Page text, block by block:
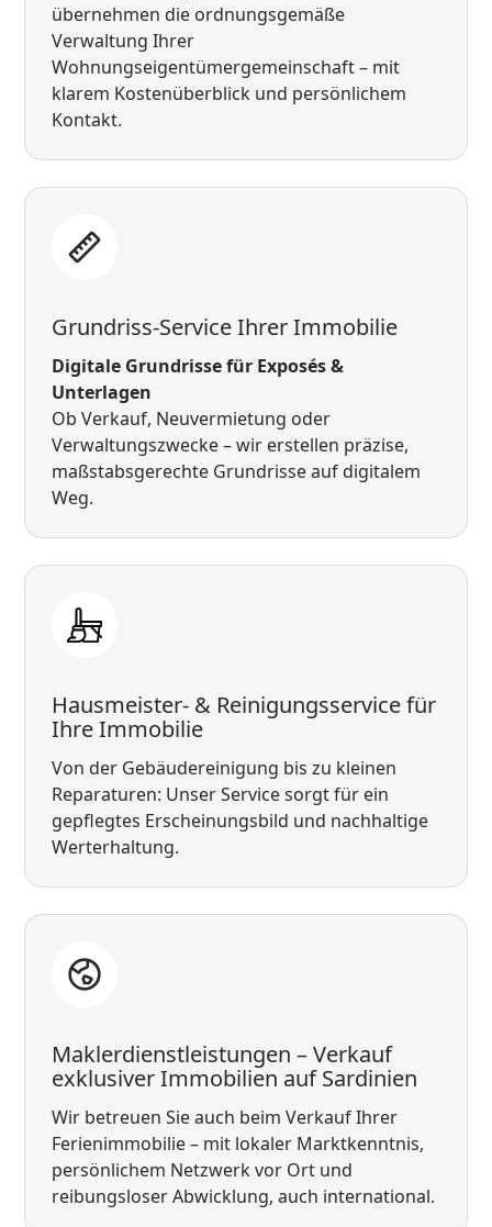
übernehmen die ordnungsgemäße
Verwaltung Ihrer
Wohnungseigentümergemeinschaft – mit
klarem Kostenüberblick und persönlichem
Kontakt.
Grundriss-Service Ihrer Immobilie
Digitale Grundrisse für Exposés &
Unterlagen
Ob Verkauf, Neuvermietung oder
Verwaltungszwecke – wir erstellen präzise,
maßstabsgerechte Grundrisse auf digitalem
Weg.
Hausmeister- & Reinigungsservice für
Ihre Immobilie
Von der Gebäudereinigung bis zu kleinen
Reparaturen: Unser Service sorgt für ein
gepflegtes Erscheinungsbild und nachhaltige
Werterhaltung.
Maklerdienstleistungen – Verkauf
exklusiver Immobilien auf Sardinien
Wir betreuen Sie auch beim Verkauf Ihrer
Ferienimmobilie – mit lokaler Marktkenntnis,
persönlichem Netzwerk vor Ort und
reibungsloser Abwicklung, auch international.